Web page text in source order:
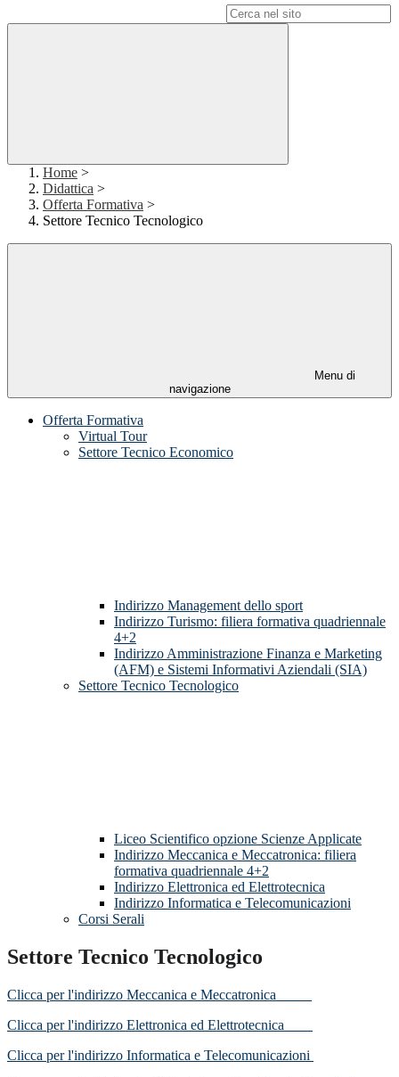
Home >
Didattica >
Offerta Formativa >
Settore Tecnico Tecnologico
Menu di
navigazione
Offerta Formativa
Virtual Tour
Settore Tecnico Economico
Indirizzo Management dello sport
Indirizzo Turismo: filiera formativa quadriennale
4+2
Indirizzo Amministrazione Finanza e Marketing
(AFM) e Sistemi Informativi Aziendali (SIA)
Settore Tecnico Tecnologico
Liceo Scientifico opzione Scienze Applicate
Indirizzo Meccanica e Meccatronica: filiera
formativa quadriennale 4+2
Indirizzo Elettronica ed Elettrotecnica
Indirizzo Informatica e Telecomunicazioni
Corsi Serali
Settore Tecnico Tecnologico
Clicca per l'indirizzo Meccanica e Meccatronica
Clicca per l'indirizzo Elettronica ed Elettrotecnica
Clicca per l'indirizzo Informatica e Telecomunicazioni